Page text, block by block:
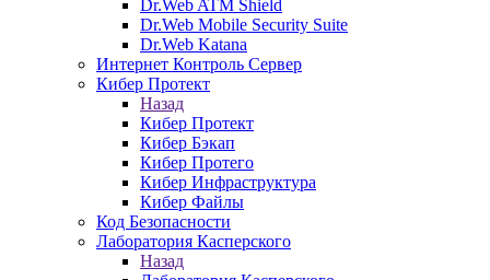
Dr.Web ATM Shield
Dr.Web Mobile Security Suite
Dr.Web Katana
Интернет Контроль Сервер
Кибер Протект
Назад
Кибер Протект
Кибер Бэкап
Кибер Протего
Кибер Инфраструктура
Кибер Файлы
Код Безопасности
Лаборатория Касперского
Назад